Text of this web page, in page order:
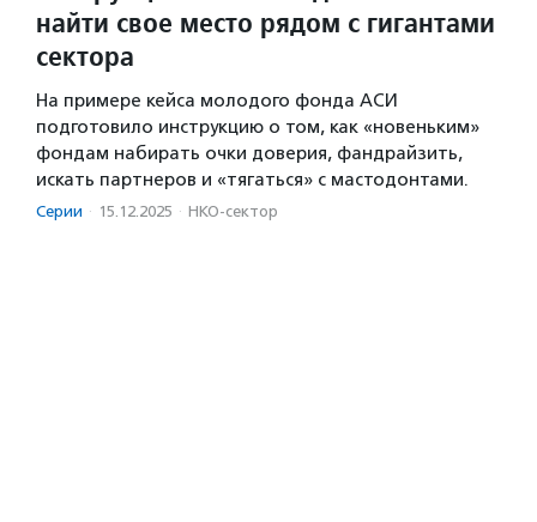
найти свое место рядом с гигантами
сектора
На примере кейса молодого фонда АСИ
подготовило инструкцию о том, как «новеньким»
фондам набирать очки доверия, фандрайзить,
искать партнеров и «тягаться» с мастодонтами.
Серии · 15.12.2025 · НКО-сектор